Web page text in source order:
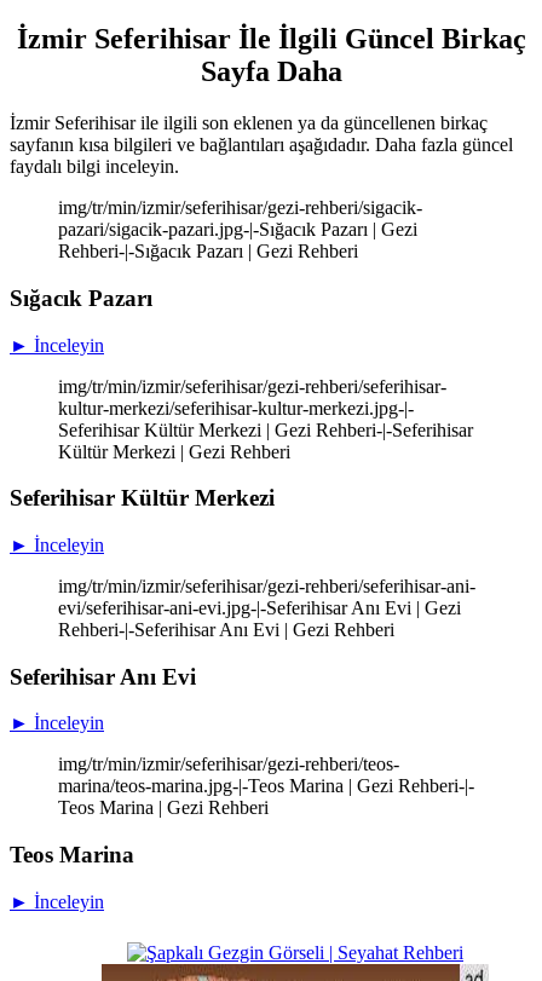
İzmir Seferihisar İle İlgili Güncel Birkaç
Sayfa Daha
İzmir Seferihisar ile ilgili son eklenen ya da güncellenen birkaç
sayfanın kısa bilgileri ve bağlantıları aşağıdadır. Daha fazla güncel
faydalı bilgi inceleyin.
img/tr/min/izmir/seferihisar/gezi-rehberi/sigacik-
pazari/sigacik-pazari.jpg-|-Sığacık Pazarı | Gezi
Rehberi-|-Sığacık Pazarı | Gezi Rehberi
Sığacık Pazarı
► İnceleyin
img/tr/min/izmir/seferihisar/gezi-rehberi/seferihisar-
kultur-merkezi/seferihisar-kultur-merkezi.jpg-|-
Seferihisar Kültür Merkezi | Gezi Rehberi-|-Seferihisar
Kültür Merkezi | Gezi Rehberi
Seferihisar Kültür Merkezi
► İnceleyin
img/tr/min/izmir/seferihisar/gezi-rehberi/seferihisar-ani-
evi/seferihisar-ani-evi.jpg-|-Seferihisar Anı Evi | Gezi
Rehberi-|-Seferihisar Anı Evi | Gezi Rehberi
Seferihisar Anı Evi
► İnceleyin
img/tr/min/izmir/seferihisar/gezi-rehberi/teos-
marina/teos-marina.jpg-|-Teos Marina | Gezi Rehberi-|-
Teos Marina | Gezi Rehberi
Teos Marina
► İnceleyin